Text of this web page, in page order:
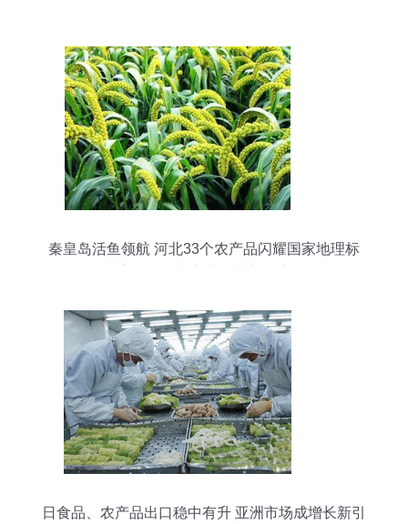
秦皇岛活鱼领航 河北33个农产品闪耀国家地理标
日食品、农产品出口稳中有升 亚洲市场成增长新引